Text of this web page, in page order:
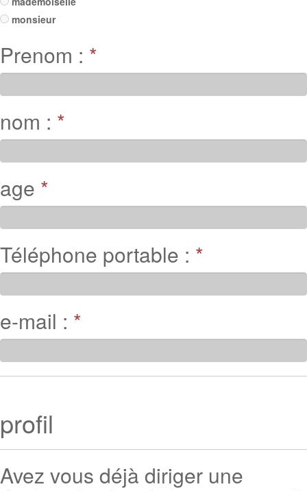
monsieur
Prenom : *
nom : *
age *
Téléphone portable : *
e-mail : *
profil
Avez vous déjà diriger une